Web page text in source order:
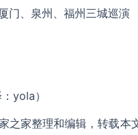
门、泉州、福州三城巡演
yola）
之家整理和编辑，转载本